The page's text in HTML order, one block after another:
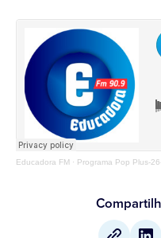
Educadora FM · Programa Pop Plus-